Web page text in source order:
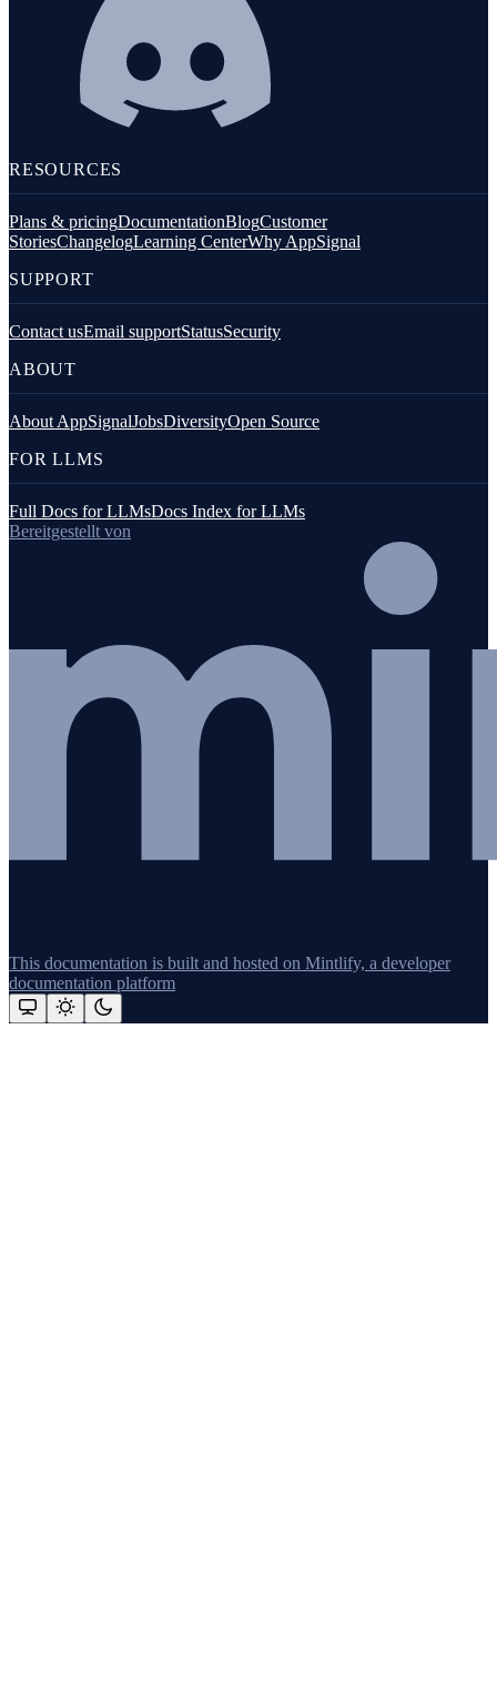
RESOURCES
Plans & pricingDocumentationBlogCustomer
StoriesChangelogLearning CenterWhy AppSignal
SUPPORT
Contact usEmail supportStatusSecurity
ABOUT
About AppSignalJobsDiversityOpen Source
FOR LLMS
Full Docs for LLMsDocs Index for LLMs
Bereitgestellt von
This documentation is built and hosted on Mintlify, a developer
documentation platform